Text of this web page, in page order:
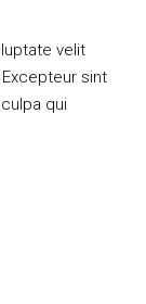
velit
sint
qui